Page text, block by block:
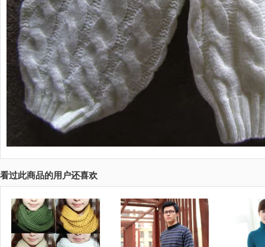
看过此商品的用户还喜欢